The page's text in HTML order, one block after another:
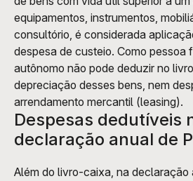
equipamentos, instrumentos,
consultório, é considerada
despesa de custeio. Como pessoa
autônomo não pode deduzir no
depreciação desses bens, nem
arrendamento mercantil (leasing).
Despesas dedutíveis
declaração anual de
Além do livro-caixa, na declaração